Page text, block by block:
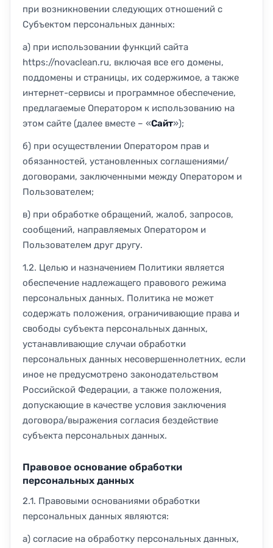
при возникновении следующих отношений с
Субъектом персональных данных:
а) при использовании функций сайта
https://novaclean.ru, включая все его домены,
поддомены и страницы, их содержимое, а также
интернет-сервисы и программное обеспечение,
предлагаемые Оператором к использованию на
этом сайте (далее вместе – «Сайт»);
б) при осуществлении Оператором прав и
обязанностей, установленных соглашениями/
договорами, заключенными между Оператором и
Пользователем;
в) при обработке обращений, жалоб, запросов,
сообщений, направляемых Оператором и
Пользователем друг другу.
1.2. Целью и назначением Политики является
обеспечение надлежащего правового режима
персональных данных. Политика не может
содержать положения, ограничивающие права и
свободы субъекта персональных данных,
устанавливающие случаи обработки
персональных данных несовершеннолетних, если
иное не предусмотрено законодательством
Российской Федерации, а также положения,
допускающие в качестве условия заключения
договора/выражения согласия бездействие
субъекта персональных данных.
Правовое основание обработки
персональных данных
2.1. Правовыми основаниями обработки
персональных данных являются:
а) согласие на обработку персональных данных,